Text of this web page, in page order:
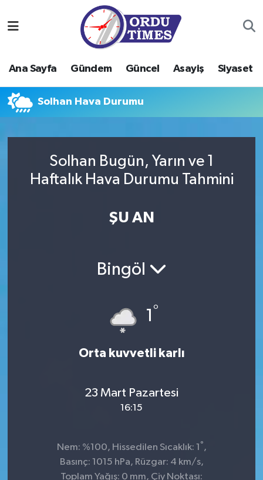
Ana Sayfa Gündem Güncel Asayiş Siyaset
Solhan Hava Durumu
Solhan Bugün, Yarın ve 1
Haftalık Hava Durumu Tahmini
ŞU AN
Bingöl
1 °
Orta kuvvetli karlı
23 Mart Pazartesi
16:15
Nem: %100, Hissedilen Sıcaklık: 1 ° ,
Basınç: 1015 hPa, Rüzgar: 4 km/s,
Toplam Yağış: 0 mm, Çiy Noktası:
Gündem
Güncel
Siyaset
Ordu Nöbetçi Eczaneler
Ordu Hava Durumu
Ordu Namaz Vakitleri
Süper Lig Puan Durumu ve Fikstür
Son Dakika Haberleri